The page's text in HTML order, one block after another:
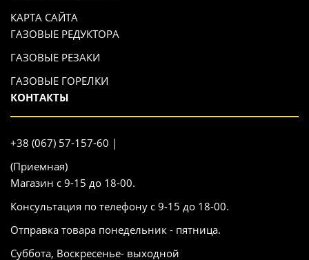
КАРТА САЙТА
ГАЗОВЫЕ РЕДУКТОРА
ГАЗОВЫЕ РЕЗАКИ
ГАЗОВЫЕ ГОРЕЛКИ
КОНТАКТЫ
+38 (067) 57-157-60 |
(Приемная)
Магазин с 9-15 до 18-00.
Консультация по телефону с 9-15 до 18-00.
Отправка товара понедельник - пятница.
Суббота, Воскресенье- выходной